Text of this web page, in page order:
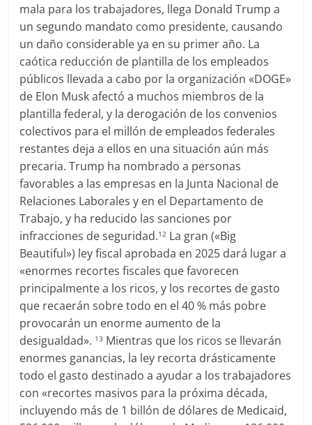
mala para los trabajadores, llega Donald Trump a
un segundo mandato como presidente, causando
un daño considerable ya en su primer año. La
caótica reducción de plantilla de los empleados
públicos llevada a cabo por la organización «DOGE»
de Elon Musk afectó a muchos miembros de la
plantilla federal, y la derogación de los convenios
colectivos para el millón de empleados federales
restantes deja a ellos en una situación aún más
precaria. Trump ha nombrado a personas
favorables a las empresas en la Junta Nacional de
Relaciones Laborales y en el Departamento de
Trabajo, y ha reducido las sanciones por
infracciones de seguridad.12 La gran («Big
Beautiful») ley fiscal aprobada en 2025 dará lugar a
«enormes recortes fiscales que favorecen
principalmente a los ricos, y los recortes de gasto
que recaerán sobre todo en el 40 % más pobre
provocarán un enorme aumento de la
desigualdad». 13 Mientras que los ricos se llevarán
enormes ganancias, la ley recorta drásticamente
todo el gasto destinado a ayudar a los trabajadores
con «recortes masivos para la próxima década,
incluyendo más de 1 billón de dólares de Medicaid,